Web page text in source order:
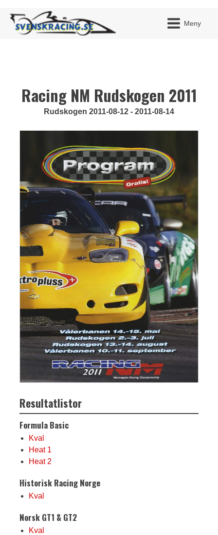
Meny
Racing NM Rudskogen 2011
Rudskogen 2011-08-12 - 2011-08-14
Resultatlistor
Formula Basic
Kval
Heat 1
Heat 2
Historisk Racing Norge
Kval
Norsk GT1 & GT2
Kval